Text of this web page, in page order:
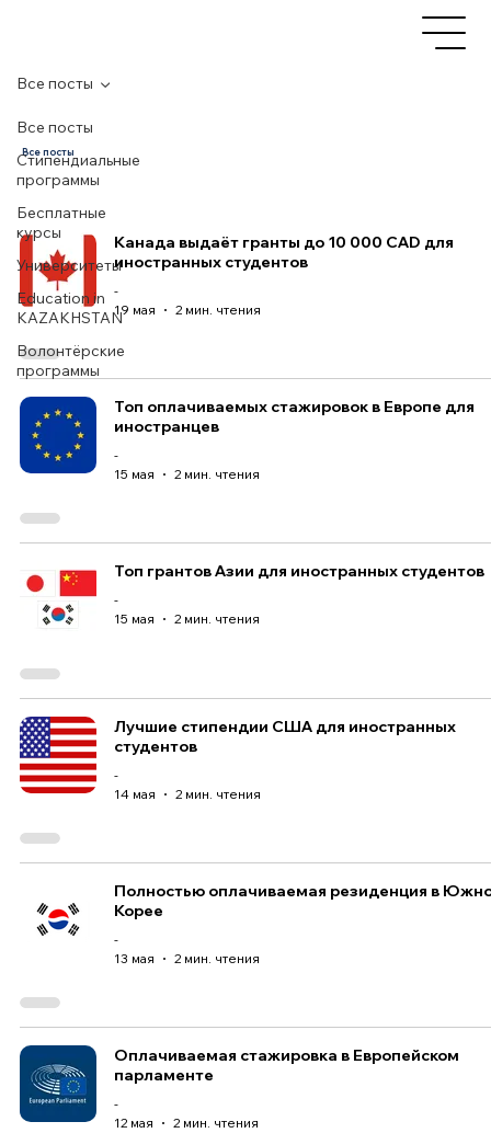
Все посты
Стипендиальные
программы
Бесплатные
курсы
Университеты
Education in
KAZAKHSTAN
Волонтёрские
программы
Все посты
Все посты
Канада выдаёт гранты до 10 000 CAD для
иностранных студентов
-
19 мая
2 мин. чтения
Топ оплачиваемых стажировок в Европе для
иностранцев
-
15 мая
2 мин. чтения
Топ грантов Азии для иностранных студентов
-
15 мая
2 мин. чтения
Лучшие стипендии США для иностранных
студентов
-
14 мая
2 мин. чтения
Полностью оплачиваемая резиденция в
Корее
-
13 мая
2 мин. чтения
Оплачиваемая стажировка в Европейском
парламенте
-
12 мая
2 мин. чтения